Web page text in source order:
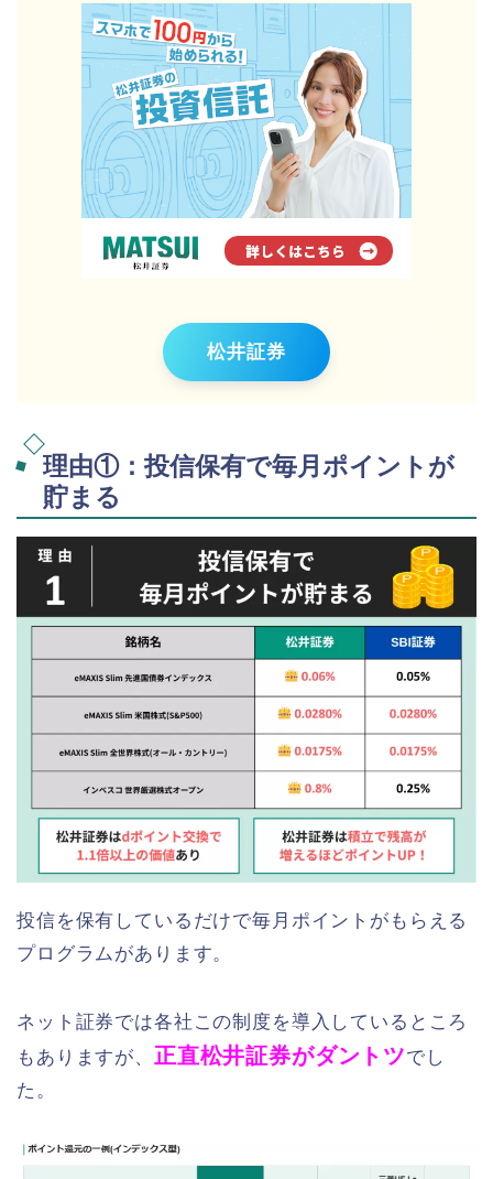
松井証券
理由①：投信保有で毎月ポイントが
貯まる
投信を保有しているだけで毎月ポイントがもらえる
プログラムがあります。
ネット証券では各社この制度を導入しているところ
もありますが、 正直松井証券がダントツでし
た。